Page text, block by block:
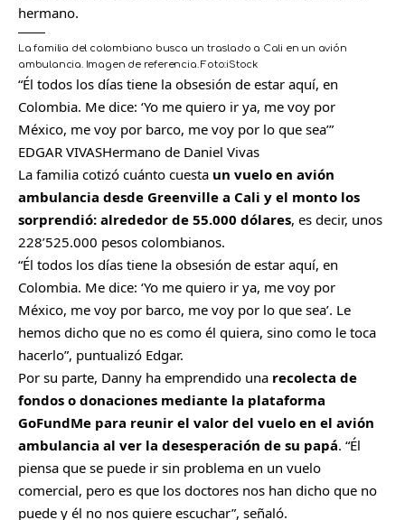
hermano.
La familia del colombiano busca un traslado a Cali en un avión
ambulancia. Imagen de referencia.Foto:iStock
Él todos los días tiene la obsesión de estar aquí, en
Colombia. Me dice: ‘Yo me quiero ir ya, me voy por
México, me voy por barco, me voy por lo que sea’
EDGAR VIVASHermano de Daniel Vivas
La familia cotizó cuánto cuesta un vuelo en avión
ambulancia desde Greenville a Cali y el monto los
sorprendió: alrededor de 55.000 dólares, es decir, unos
228’525.000 pesos colombianos.
“Él todos los días tiene la obsesión de estar aquí, en
Colombia. Me dice: ‘Yo me quiero ir ya, me voy por
México, me voy por barco, me voy por lo que sea’. Le
hemos dicho que no es como él quiera, sino como le toca
hacerlo”, puntualizó Edgar.
Por su parte, Danny ha emprendido una recolecta de
fondos o donaciones mediante la plataforma
GoFundMe para reunir el valor del vuelo en el avión
ambulancia al ver la desesperación de su papá. “Él
piensa que se puede ir sin problema en un vuelo
comercial, pero es que los doctores nos han dicho que no
puede y él no nos quiere escuchar”, señaló.